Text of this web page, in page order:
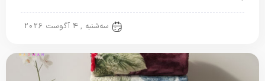
سه‌شنبه , 4 آگوست 2026